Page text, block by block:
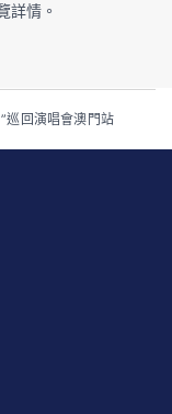
詳情。
巡回演唱會澳門站